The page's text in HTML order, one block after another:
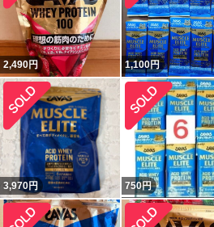
2,490円 1,100円
3,970円 750円